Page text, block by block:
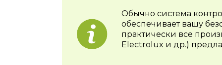
Обычно система
обеспечивает вашу
практически все
Electrolux и др.)